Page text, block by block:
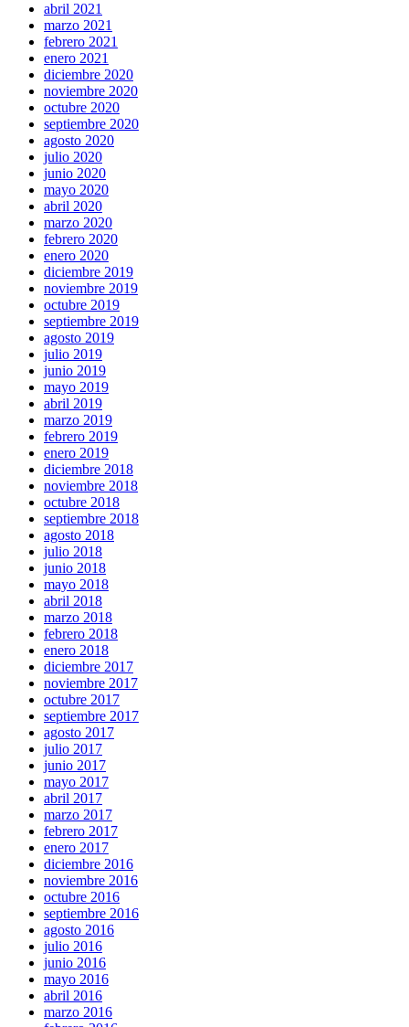
abril 2021
marzo 2021
febrero 2021
enero 2021
diciembre 2020
noviembre 2020
octubre 2020
septiembre 2020
agosto 2020
julio 2020
junio 2020
mayo 2020
abril 2020
marzo 2020
febrero 2020
enero 2020
diciembre 2019
noviembre 2019
octubre 2019
septiembre 2019
agosto 2019
julio 2019
junio 2019
mayo 2019
abril 2019
marzo 2019
febrero 2019
enero 2019
diciembre 2018
noviembre 2018
octubre 2018
septiembre 2018
agosto 2018
julio 2018
junio 2018
mayo 2018
abril 2018
marzo 2018
febrero 2018
enero 2018
diciembre 2017
noviembre 2017
octubre 2017
septiembre 2017
agosto 2017
julio 2017
junio 2017
mayo 2017
abril 2017
marzo 2017
febrero 2017
enero 2017
diciembre 2016
noviembre 2016
octubre 2016
septiembre 2016
agosto 2016
julio 2016
junio 2016
mayo 2016
abril 2016
marzo 2016